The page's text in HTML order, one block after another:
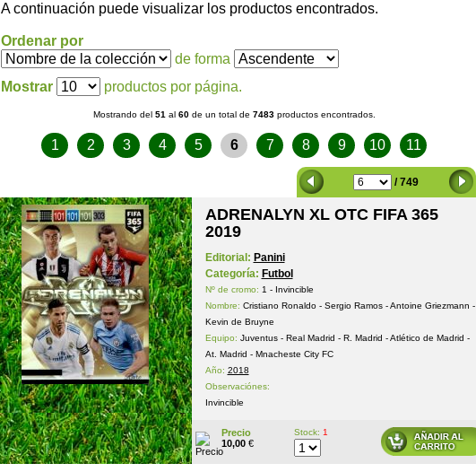
A continuación puede visualizar los productos encontrados.
Ordenar por
de forma
Mostrar
productos por página.
Mostrando del 51 al 60de un total de 7483productos encontrados.
1 2 3 4 5 6 7 8 9 10 11
/ 749
ADRENALYN XL OTC FIFA 365
2019
Editorial: Panini
Categoría: Futbol
Nº de cromo: 1 - Invincible
Nombre: Cristiano Ronaldo - Sergio Ramos - Antoine Griezmann -
Kevin de Bruyne
Equipo: Juventus - Real Madrid - R. Madrid - Atlético de Madrid -
At. Madrid - Mnacheste City FC
Año: 2018
Observaciónes:
Invincible
Precio
10,00€
Stock: 1